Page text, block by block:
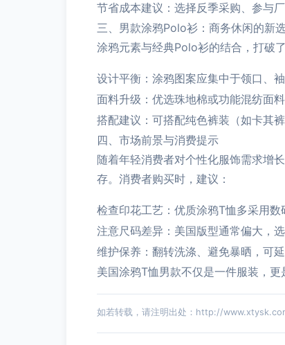
节省成本建议：选择反季采购、参与
三、男款涂鸦Polo衫：商务休闲的新
涂鸦元素与经典Polo衫的结合，打破
设计平衡：涂鸦图案应集中于领口、
面料升级：优选珠地棉或功能混纺面
搭配建议：可搭配纯色裤装（如卡其
四、市场前景与消费提示
随着年轻消费者对个性化服饰需求增
存。消费者购买时，建议：
检查印花工艺：优质涂鸦T恤多采用数
注意尺码差异：美国版型通常偏大，
维护保养：翻转洗涤、避免暴晒，可延
美国涂鸦T恤男款不仅是一件服装，
如若转载，请注明出处：http://